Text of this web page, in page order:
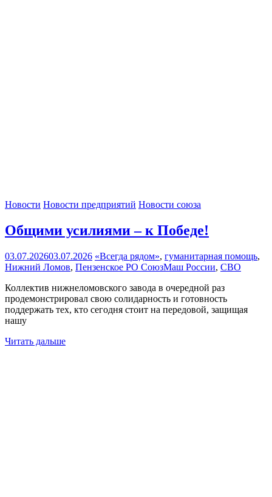
Новости Новости предприятий Новости союза
Общими усилиями – к Победе!
03.07.202603.07.2026 «Всегда рядом», гуманитарная помощь,
Нижний Ломов, Пензенское РО СоюзМаш России, СВО
Коллектив нижнеломовского завода в очередной раз
продемонстрировал свою солидарность и готовность
поддержать тех, кто сегодня стоит на передовой, защищая
нашу
Читать дальше